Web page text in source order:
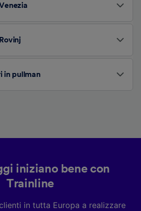
in pullman
iniziano bene con
Trainline
in tutta Europa a realizzare